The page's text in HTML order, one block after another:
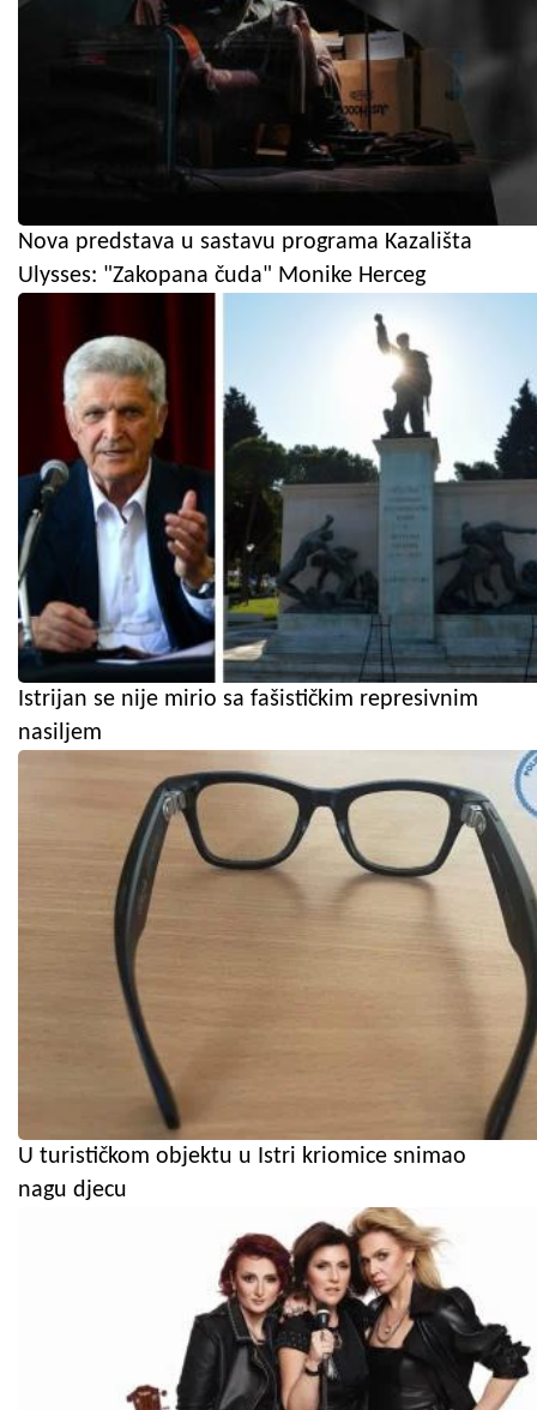
Nova predstava u sastavu programa Kazališta
Ulysses: "Zakopana čuda" Monike Herceg
Istrijan se nije mirio sa fašističkim represivnim
nasiljem
U turističkom objektu u Istri kriomice snimao
nagu djecu